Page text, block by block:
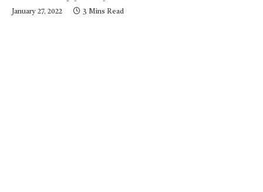
किताब जब्त….देखें वीडियो
January 27, 2022 3 Mins Read